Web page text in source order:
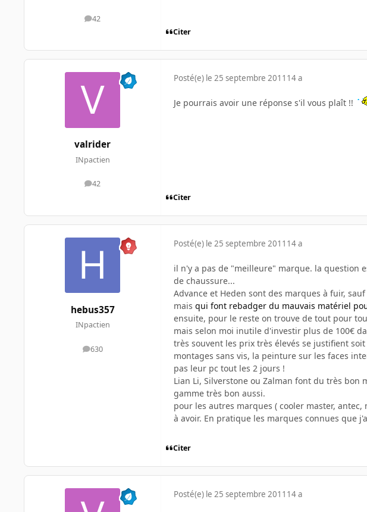
42
messages
Citer
valrider
INpactien
42
messages
Posté(e) le 25 septembre 2011 14 a
Je pourrais avoir une réponse s'il vous plaît !!
Citer
hebus357
INpactien
630
messages
Posté(e) le 25 septembre 2011 14 a
il n'y a pas de "meilleure" marque. la question
de chaussure...
Advance et Heden sont des marques à fuir,
mais qui font rebadger du mauvais matériel
ensuite, pour le reste on trouve de tout pour
mais selon moi inutile d'investir plus de 100€
très souvent les prix très élevés se justifient
montages sans vis, la peinture sur les faces
pas leur pc tout les 2 jours !
Lian Li, Silverstone ou Zalman font du très
gamme très bon aussi.
pour les autres marques ( cooler master,
à avoir. En pratique les marques connues que
Citer
Posté(e) le 25 septembre 2011 14 a